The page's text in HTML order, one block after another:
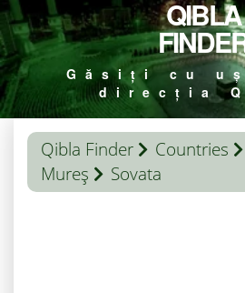
QIBLA
Găsiți cu
direcția
Qibla Finder Countries
Mureş
Sovata